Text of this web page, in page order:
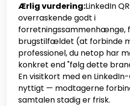
Ærlig vurdering:LinkedIn
overraskende godt i
forretningssammenhænge,
brugstilfældet (at forbinde
professionel, du netop har
konkret end "følg dette
En visitkort med en
nyttigt — modtagerne
samtalen stadig er frisk.